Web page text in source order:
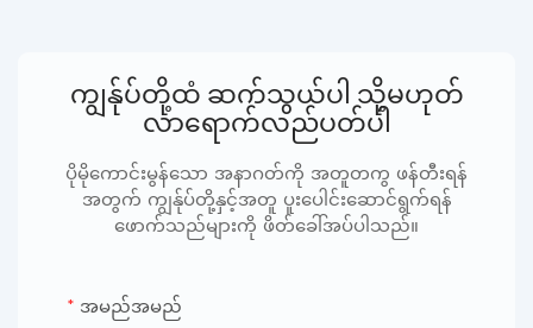
ကျွန်ုပ်တို့ထံ ဆက်သွယ်ပါ သို့မဟုတ်
လာရောက်လည်ပတ်ပါ
ပိုမိုကောင်းမွန်သော အနာဂတ်ကို အတူတကွ ဖန်တီးရန်
အတွက် ကျွန်ုပ်တို့နှင့်အတူ ပူးပေါင်းဆောင်ရွက်ရန်
ဖောက်သည်များကို ဖိတ်ခေါ်အပ်ပါသည်။
အမည်အမည်